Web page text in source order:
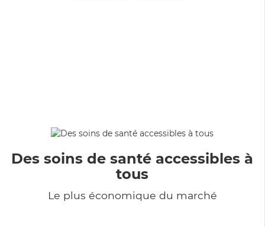
Des soins de santé accessibles à
tous
Le plus économique du marché